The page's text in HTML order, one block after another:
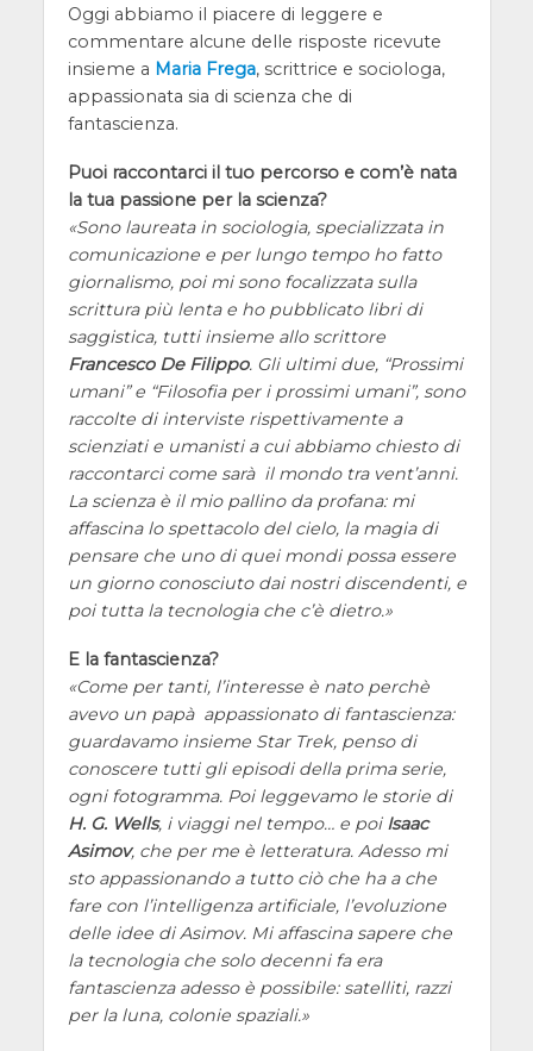
Oggi abbiamo il piacere di leggere e
commentare alcune delle risposte ricevute
insieme a Maria Frega, scrittrice e sociologa,
appassionata sia di scienza che di
fantascienza.
Puoi raccontarci il tuo percorso e com’è nata
la tua passione per la scienza?
Sono laureata in sociologia, specializzata in
comunicazione e per lungo tempo ho fatto
giornalismo, poi mi sono focalizzata sulla
scrittura più lenta e ho pubblicato libri di
saggistica, tutti insieme allo scrittore
Francesco De Filippo. Gli ultimi due, “Prossimi
umani” e “Filosofia per i prossimi umani”, sono
raccolte di interviste rispettivamente a
scienziati e umanisti a cui abbiamo chiesto di
raccontarci come sarà il mondo tra vent’anni.
La scienza è il mio pallino da profana: mi
affascina lo spettacolo del cielo, la magia di
pensare che uno di quei mondi possa essere
un giorno conosciuto dai nostri discendenti, e
poi tutta la tecnologia che c’è dietro.
E la fantascienza?
Come per tanti, l’interesse è nato perchè
avevo un papà appassionato di fantascienza:
guardavamo insieme Star Trek, penso di
conoscere tutti gli episodi della prima serie,
ogni fotogramma. Poi leggevamo le storie di
H. G. Wells, i viaggi nel tempo… e poi Isaac
Asimov, che per me è letteratura. Adesso mi
sto appassionando a tutto ciò che ha a che
fare con l’intelligenza artificiale, l’evoluzione
delle idee di Asimov. Mi affascina sapere che
la tecnologia che solo decenni fa era
fantascienza adesso è possibile: satelliti, razzi
per la luna, colonie spaziali.